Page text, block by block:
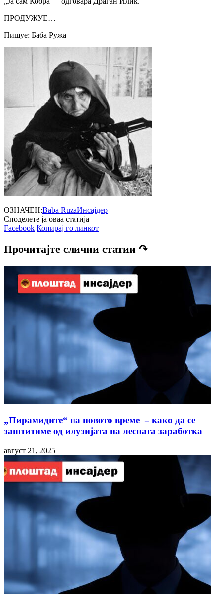
ПРОДУЖУЕ…
Пишуе: Баба Ружа
ОЗНАЧЕН:Baba RuzaИнсајдер
Споделете ја оваа статија
Facebook Копирај го линкот
Прочитајте слични статии ↷
„Пирамидите“ на новото време – како да се
заштитиме од илузијата на лесната заработкa
август 21, 2025